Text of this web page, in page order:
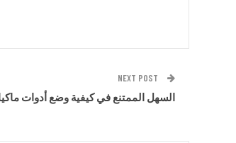
NEXT POST
السهل الممتنع في كيفية وضع أدوات